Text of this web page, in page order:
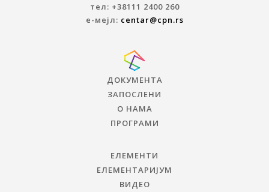
тел: +38111 2400 260
е-мејл: centar@cpn.rs
ДОКУМЕНТА
ЗАПОСЛЕНИ
О НАМА
ПРОГРАМИ
ЕЛЕМЕНТИ
ЕЛЕМЕНТАРИЈУМ
ВИДЕО